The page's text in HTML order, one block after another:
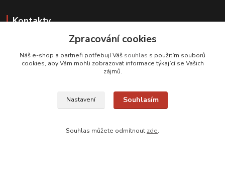
Kontakty
Zákaznická podpora
+420 608 331 344
(Po-Pá, 11-17 hod.; So, 9-12 hod.)
Zpracování cookies
Náš e-shop a partneři potřebují Váš souhlas s použitím souborů
cookies, aby Vám mohli zobrazovat informace týkající se Vašich
zájmů.
Nastavení Souhlasím
Souhlas můžete odmítnout zde.